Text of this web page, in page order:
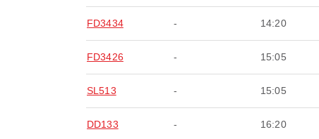
FD3434 - 14:20
FD3426 - 15:05
SL513 - 15:05
DD133 - 16:20